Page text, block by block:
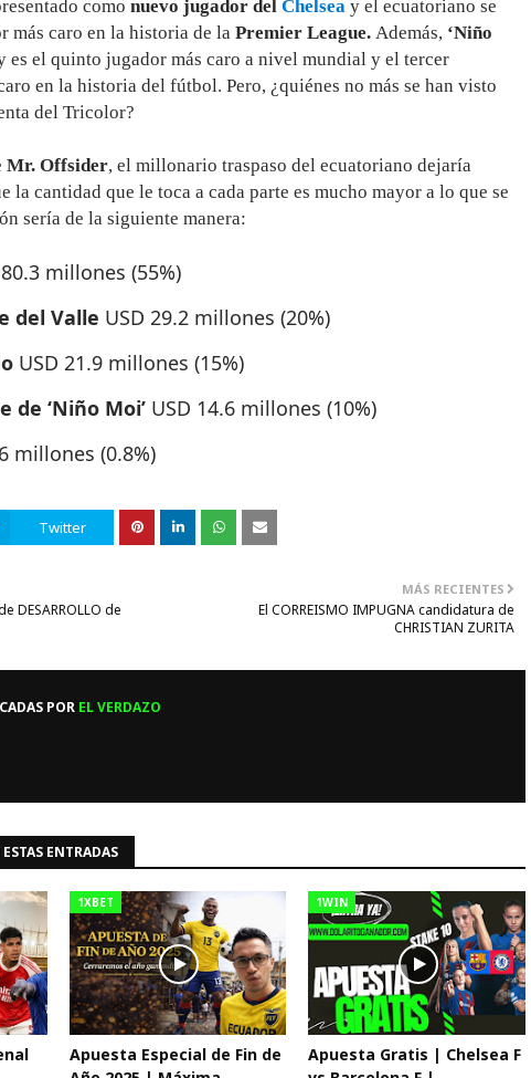
como nuevo jugador del Chelsea y el ecuatoriano se
más caro en la historia de la Premier League. Además, ‘Niño
es el quinto jugador más caro a nivel mundial y el tercer
en la historia del fútbol. Pero, ¿quiénes no más se han visto
del Tricolor?
Mr. Offsider, el millonario traspaso del ecuatoriano dejaría
la cantidad que le toca a cada parte es mucho mayor a lo que se
sería de la siguiente manera:
millones (55%)
del Valle USD 29.2 millones (20%)
USD 21.9 millones (15%)
de ‘Niño Moi’ USD 14.6 millones (10%)
millones (0.8%)
Twitter
MÁS RECIENTES
El CORREISMO IMPUGNA candidatura de
CHRISTIAN ZURITA
DESARROLLO de
POR EL VERDAZO
ENTRADAS
1XBET
Apuesta Especial de Fin de
1WIN
Apuesta Gratis | Chelsea F